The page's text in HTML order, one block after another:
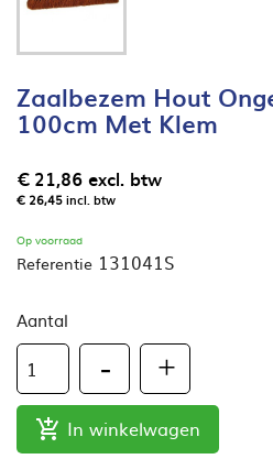
Zaalbezem Hout
100cm Met Klem
€ 21,86 excl. btw
€ 26,45incl. btw
Op voorraad
Referentie 131041S
Aantal
 In winkelwagen